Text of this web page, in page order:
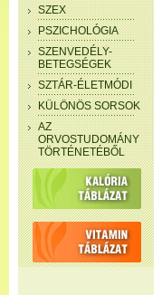
SZEX
PSZICHOLÓGIA
SZENVEDÉLY-
BETEGSÉGEK
SZTÁR-ÉLETMÓDI
KÜLÖNÖS SORSOK
AZ
ORVOSTUDOMÁNY
TÖRTÉNETÉBŐL